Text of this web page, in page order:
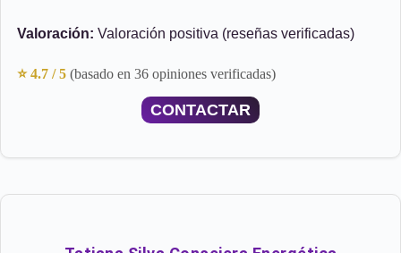
Valoración: Valoración positiva (reseñas verificadas)
⭐ 4.7 / 5 (basado en 36 opiniones verificadas)
CONTACTAR